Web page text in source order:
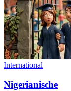
International
Nigerianische